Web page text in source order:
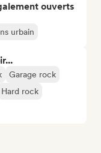
ouverts
urbain
Garage rock
Hard rock